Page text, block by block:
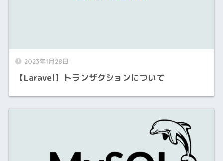
2023年1月28日
【Laravel】トランザクションについて